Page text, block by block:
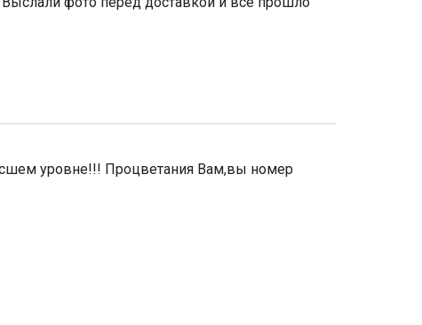
уровне!!! Процветания Вам,вы номер